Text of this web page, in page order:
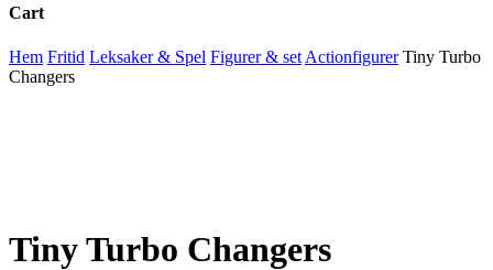
Cart
Close
Cart
Hem Fritid Leksaker & Spel Figurer & set Actionfigurer Tiny Turbo
Changers
Tiny Turbo Changers